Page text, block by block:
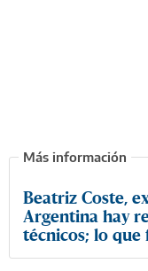
Beatriz Coste,
Argentina hay
técnicos; lo que